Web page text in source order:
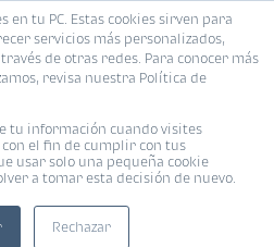
en tu PC. Estas cookies sirven para
servicios más personalizados,
de otras redes. Para conocer más
revisa nuestra Política de
tu información cuando visites
el fin de cumplir con tus
usar solo una pequeña cookie
a tomar esta decisión de nuevo.
Rechazar
Inmobiliaria
Buscar